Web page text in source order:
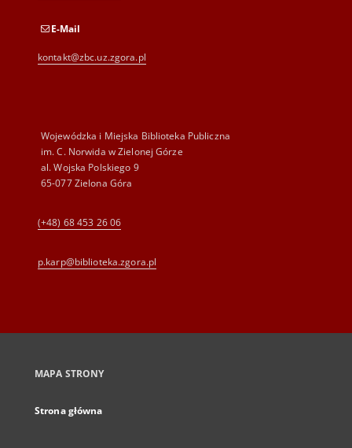
E-Mail
kontakt@zbc.uz.zgora.pl
Wojewódzka i Miejska Biblioteka Publiczna
im. C. Norwida w Zielonej Górze
al. Wojska Polskiego 9
65-077 Zielona Góra
(+48) 68 453 26 06
p.karp@biblioteka.zgora.pl
MAPA STRONY
Strona główna